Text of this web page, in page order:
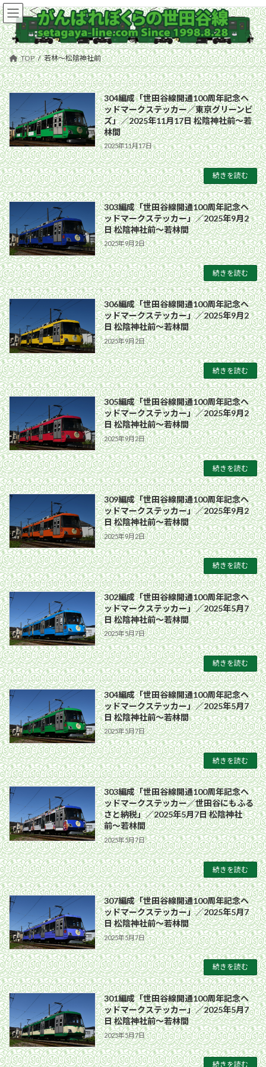
コ
ン
テ
ン
ツ
へ
ス
キ
ッ
プ
ナ
ビ
ゲ
ー
シ
ョ
ン
に
移
動
TOP 若林〜松陰神社前
304編成「世田谷線開通100周年記念ヘ
ッドマークステッカー／東京グリーンビ
ズ」／2025年11月17日 松陰神社前〜若
林間
2025年11月17日
続きを読む
303編成「世田谷線開通100周年記念ヘ
ッドマークステッカー」／2025年9月2
日 松陰神社前〜若林間
2025年9月2日
続きを読む
306編成「世田谷線開通100周年記念ヘ
ッドマークステッカー」／2025年9月2
日 松陰神社前〜若林間
2025年9月2日
続きを読む
305編成「世田谷線開通100周年記念ヘ
ッドマークステッカー」／2025年9月2
日 松陰神社前〜若林間
2025年9月2日
続きを読む
309編成「世田谷線開通100周年記念ヘ
ッドマークステッカー」／2025年9月2
日 松陰神社前〜若林間
2025年9月2日
続きを読む
302編成「世田谷線開通100周年記念ヘ
ッドマークステッカー」／2025年5月7
日 松陰神社前〜若林間
2025年5月7日
続きを読む
304編成「世田谷線開通100周年記念ヘ
ッドマークステッカー」／2025年5月7
日 松陰神社前〜若林間
2025年5月7日
続きを読む
303編成「世田谷線開通100周年記念ヘ
ッドマークステッカー／世田谷にもふる
さと納税」／2025年5月7日 松陰神社
前〜若林間
2025年5月7日
続きを読む
307編成「世田谷線開通100周年記念ヘ
ッドマークステッカー」／2025年5月7
日 松陰神社前〜若林間
2025年5月7日
続きを読む
301編成「世田谷線開通100周年記念ヘ
ッドマークステッカー」／2025年5月7
日 松陰神社前〜若林間
2025年5月7日
続きを読む